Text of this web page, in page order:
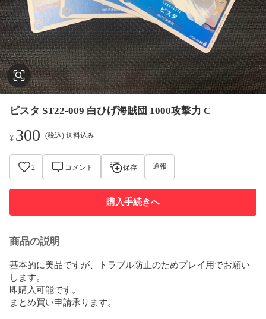
ビスタ ST22-009 白ひげ海賊団 1000攻撃力 C
¥300 (税込) 送料込み
2 コメント 保存 通報
購入手続きへ
商品の説明
基本的に美品ですが、トラブル防止のためプレイ用でお願い
します。
即購入可能です。
まとめ買い申請承ります。